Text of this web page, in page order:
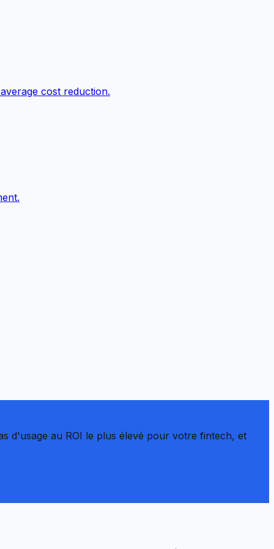
cost reduction.
d'usage au ROI le plus élevé pour votre fintech, et